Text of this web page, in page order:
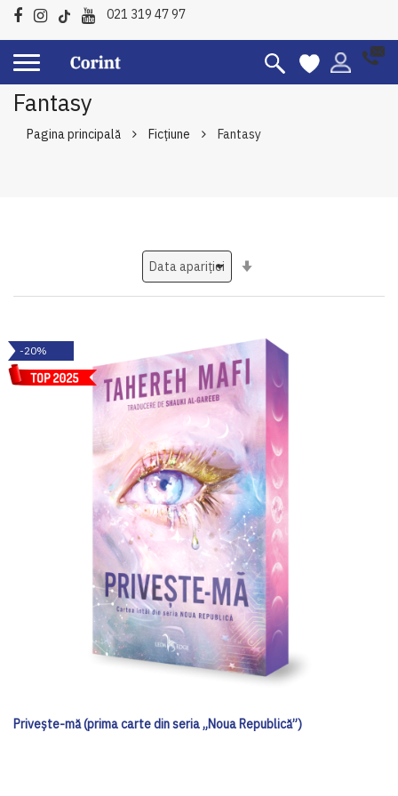
021 319 47 97
Fantasy
Pagina principală Ficțiune Fantasy
-20%
Privește-mă (prima carte din seria „Noua Republică”)